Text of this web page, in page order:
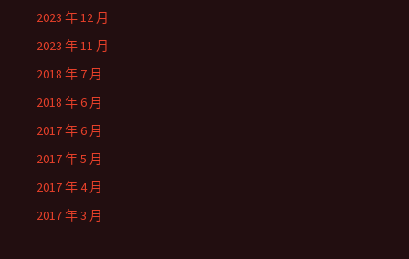
2023 年 12 月
2023 年 11 月
2018 年 7 月
2018 年 6 月
2017 年 6 月
2017 年 5 月
2017 年 4 月
2017 年 3 月